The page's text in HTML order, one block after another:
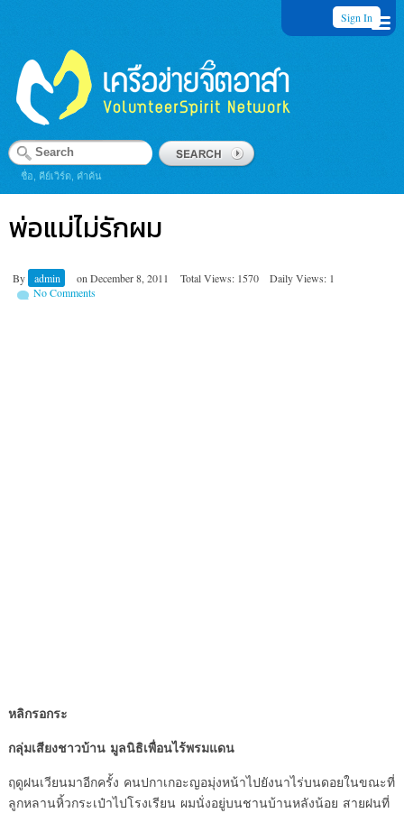
Sign In
ชื่อ, คีย์เวิร์ด, คำค้น
พ่อแม่ไม่รักผม
By admin on December 8, 2011 Total Views: 1570
Daily Views: 1
No Comments
หลิกรอกระ
กลุ่มเสียงชาวบ้าน มูลนิธิเพื่อนไร้พรมแดน
ฤดูฝนเวียนมาอีกครั้ง คนปกาเกอะญอมุ่งหน้าไปยังนาไร่บนดอยในขณะที่
ลูกหลานหิ้วกระเป๋าไปโรงเรียน ผมนั่งอยู่บนชานบ้านหลังน้อย สายฝนที่